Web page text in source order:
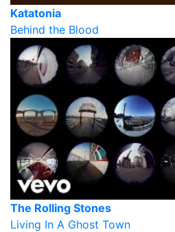
Katatonia
Behind the Blood
The Rolling Stones
Living In A Ghost Town